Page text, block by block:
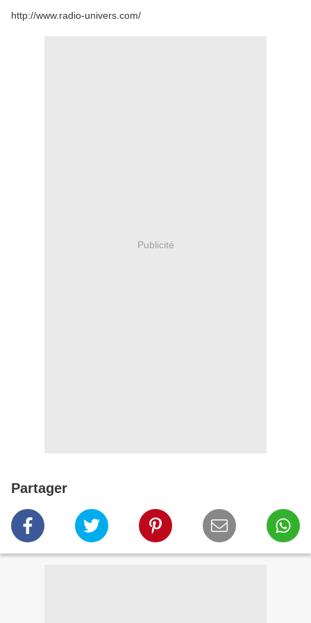
http://www.radio-univers.com/
Publicité
Partager